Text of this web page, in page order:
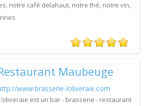
notre café delahaut, notre thé, notre vin,
Maubeuge
www.brasserie-loliveraie.com
est un bar - brasserie - restaurant